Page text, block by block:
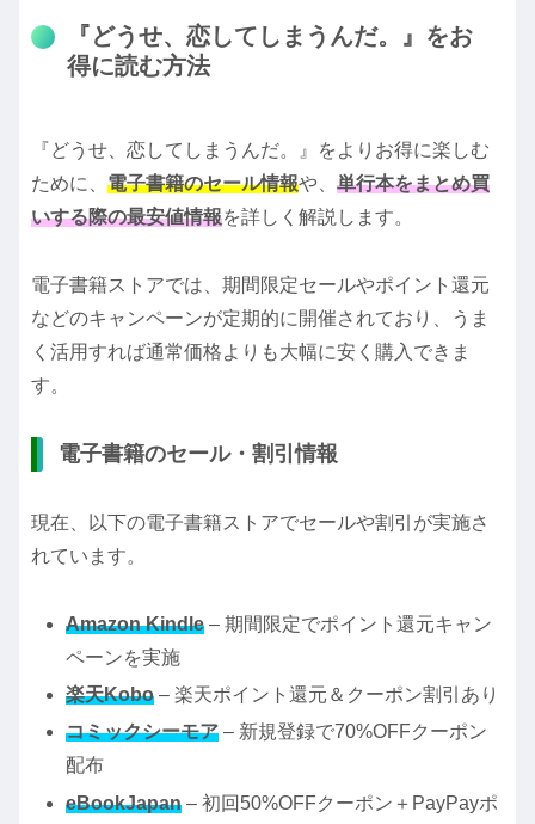
『どうせ、恋してしまうんだ。』をお
得に読む方法
『どうせ、恋してしまうんだ。』をよりお得に楽しむ
ために、 電子書籍のセール情報や、 単行本をまとめ買
いする際の最安値情報を詳しく解説します。
電子書籍ストアでは、期間限定セールやポイント還元
などのキャンペーンが定期的に開催されており、うま
く活用すれば通常価格よりも大幅に安く購入できま
す。
電子書籍のセール・割引情報
現在、以下の電子書籍ストアでセールや割引が実施さ
れています。
Amazon Kindle – 期間限定でポイント還元キャン
ペーンを実施
楽天Kobo – 楽天ポイント還元＆クーポン割引あり
コミックシーモア – 新規登録で70%OFFクーポン
配布
eBookJapan – 初回50%OFFクーポン＋PayPayポ